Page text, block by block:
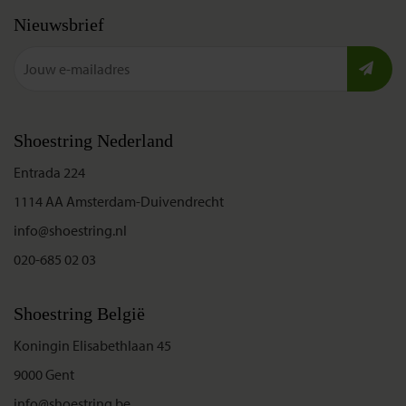
Nieuwsbrief
Shoestring Nederland
Entrada 224
1114 AA Amsterdam-Duivendrecht
info@shoestring.nl
020-685 02 03
Shoestring België
Koningin Elisabethlaan 45
9000 Gent